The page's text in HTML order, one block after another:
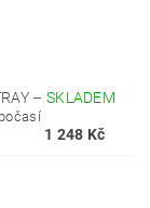
– SKLADEM
1 248 Kč